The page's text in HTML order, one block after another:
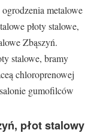
metalowe
płoty stalowe,
Zbąszyń.
stalowe, bramy
chloroprenowej
gumofilców
płot stalowy